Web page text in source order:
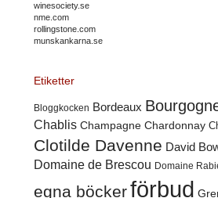
winesociety.se
nme.com
rollingstone.com
munskankarna.se
Etiketter
Bloggkocken Bordeaux
Chablis Champagne Chardonnay
Clotilde Davenne David
Domaine de Brescou Domaine
egna böckerförbud